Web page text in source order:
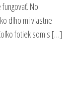
No
dlho mi vlastne
fotiek som s […]